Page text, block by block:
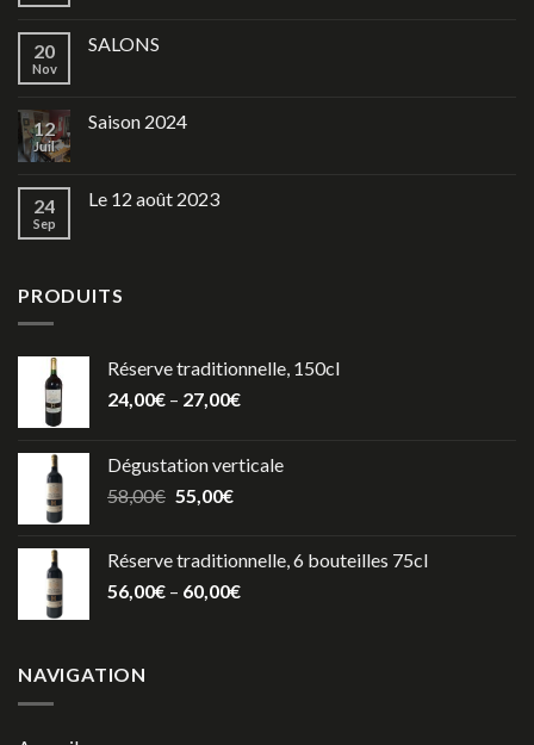
20
Nov
SALONS
12
Juil
Saison 2024
24
Sep
Le 12 août 2023
PRODUITS
Réserve traditionnelle, 150cl
24,00€ – 27,00€
Dégustation verticale
58,00€ 55,00€
Réserve traditionnelle, 6 bouteilles 75cl
56,00€ – 60,00€
NAVIGATION